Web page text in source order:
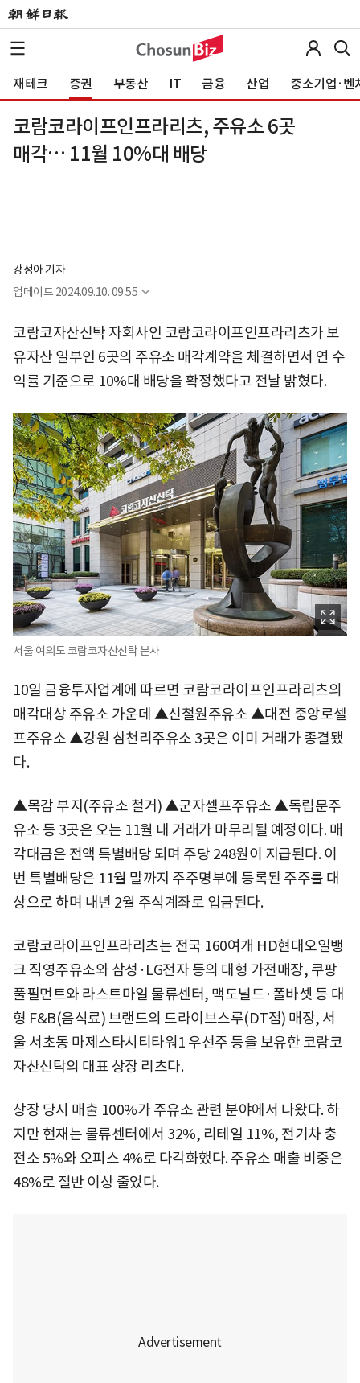
재테크 증권 부동산 IT 금융 산업 중소기업·벤
코람코라이프인프라리츠, 주유소 6곳
매각… 11월 10%대 배당
강정아 기자
업데이트 2024.09.10. 09:55
코람코자산신탁 자회사인 코람코라이프인프라리츠가 보
유자산 일부인 6곳의 주유소 매각계약을 체결하면서 연 수
익률 기준으로 10%대 배당을 확정했다고 전날 밝혔다.
서울 여의도 코람코자산신탁 본사
10일 금융투자업계에 따르면 코람코라이프인프라리츠의
매각대상 주유소 가운데 ▲신철원주유소 ▲대전 중앙로셀
프주유소 ▲강원 삼천리주유소 3곳은 이미 거래가 종결됐
다.
▲목감 부지(주유소 철거) ▲군자셀프주유소 ▲독립문주
유소 등 3곳은 오는 11월 내 거래가 마무리될 예정이다. 매
각대금은 전액 특별배당 되며 주당 248원이 지급된다. 이
번 특별배당은 11월 말까지 주주명부에 등록된 주주를 대
상으로 하며 내년 2월 주식계좌로 입금된다.
코람코라이프인프라리츠는 전국 160여개 HD현대오일뱅
크 직영주유소와 삼성·LG전자 등의 대형 가전매장, 쿠팡
풀필먼트와 라스트마일 물류센터, 맥도널드·폴바셋 등 대
형 F&B(음식료) 브랜드의 드라이브스루(DT점) 매장, 서
울 서초동 마제스타시티타워1 우선주 등을 보유한 코람코
자산신탁의 대표 상장 리츠다.
상장 당시 매출 100%가 주유소 관련 분야에서 나왔다. 하
지만 현재는 물류센터에서 32%, 리테일 11%, 전기차 충
전소 5%와 오피스 4%로 다각화했다. 주유소 매출 비중은
48%로 절반 이상 줄었다.